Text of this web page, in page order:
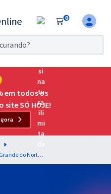
0
7 dias!
o Exame da
principais
em todos os
site SÓ HOJE!
SEFAZ RN - Secretaria da Fazenda do Rio Grande do Norte - Legislação tributária estadual para o cargo de Auditor Fiscal de Receitas Estaduais - Prof. Maria Christina (Vídeos) Prof. Claudio Steinbruch Roisman (PDF'S)